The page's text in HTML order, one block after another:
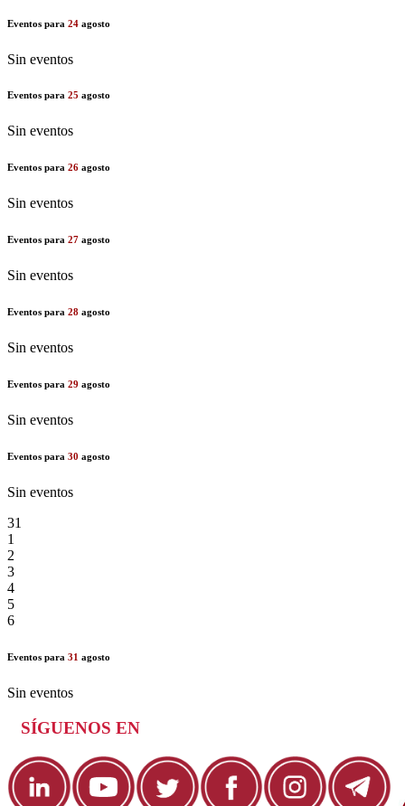
Eventos para 24 agosto
Sin eventos
Eventos para 25 agosto
Sin eventos
Eventos para 26 agosto
Sin eventos
Eventos para 27 agosto
Sin eventos
Eventos para 28 agosto
Sin eventos
Eventos para 29 agosto
Sin eventos
Eventos para 30 agosto
Sin eventos
31
1
2
3
4
5
6
Eventos para 31 agosto
Sin eventos
SÍGUENOS EN